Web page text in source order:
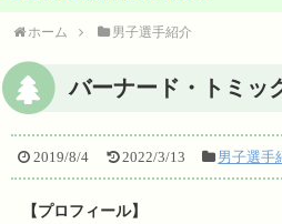
ホーム 男子選手紹介
バーナード・トミッ
2019/8/4 2022/3/13 男子選手
【プロフィール】
佐藤英治
瀬藤祐司
ガット張り替え
テニスレッスンについて
レッスン規定